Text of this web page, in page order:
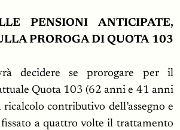
PENSIONI ANTICIPATE,
PROROGA DI QUOTA 103
decidere se prorogare per il
Quota 103 (62 anni e 41 anni
contributivo dell’assegno e
a quattro volte il trattamento